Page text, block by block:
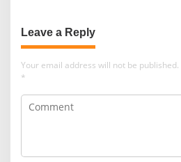
Leave a Reply
Your email address will not be published.
*